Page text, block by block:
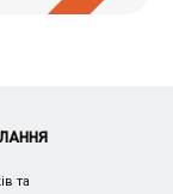
та